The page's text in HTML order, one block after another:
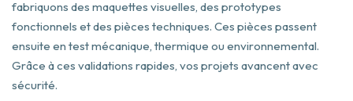
fabriquons des maquettes visuelles, des prototypes
fonctionnels et des pièces techniques. Ces pièces passent
ensuite en test mécanique, thermique ou environnemental.
Grâce à ces validations rapides, vos projets avancent avec
sécurité.